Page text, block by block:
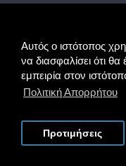
Αυτός ο ιστότοπος
να διασφαλίσει ότι
εμπειρία στον
Πολιτική Απορρήτου
Προτιμήσεις
Copyright © 2013-